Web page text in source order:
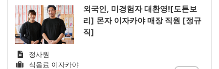
외국인, 미경험자 대환영![도톤보
리] 몬자 이자카야 매장 직원 [정규
직]
정사원
식음료 이자카야